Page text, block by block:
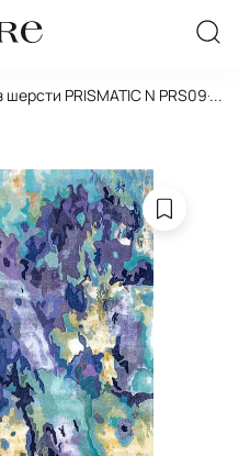
PRISMATIC N PRS09-...